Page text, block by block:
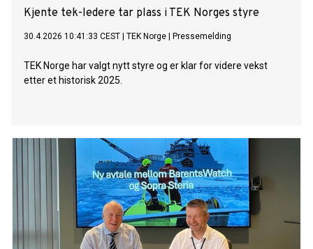
Kjente tek-ledere tar plass i TEK Norges styre
30.4.2026 10:41:33 CEST TEK Norge Pressemelding
TEK Norge har valgt nytt styre og er klar for videre vekst
etter et historisk 2025.